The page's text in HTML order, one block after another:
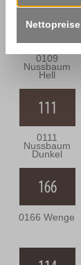
0109
Nussbaum
Hell
0111
Nussbaum
Dunkel
0166 Wenge
Nettopreise